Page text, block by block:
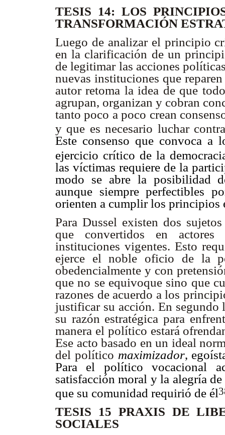
TESIS 14: LOS
TRANSFORMACIÓN
Luego de analizar el principio
en la clarificación de un
de legitimar las acciones
nuevas instituciones que
autor retoma la idea de que
agrupan, organizan y cobran
tanto poco a poco crean
y que es necesario luchar
Este consenso que convoca a
ejercicio crítico de la
las víctimas requiere de la
modo se abre la posibilidad
aunque siempre perfectibles
orienten a cumplir los
Para Dussel existen dos
que convertidos en actores
instituciones vigentes. Esto
ejerce el noble oficio de la
obedencialmente y con
que no se equivoque sino que
razones de acuerdo a los
justificar su acción. En
su razón estratégica para
manera el político estará
Ese acto basado en un ideal
del político maximizador,
Para el político vocacional
satisfacción moral y la alegría
que su comunidad requirió de él
TESIS 15 PRAXIS DE
SOCIALES